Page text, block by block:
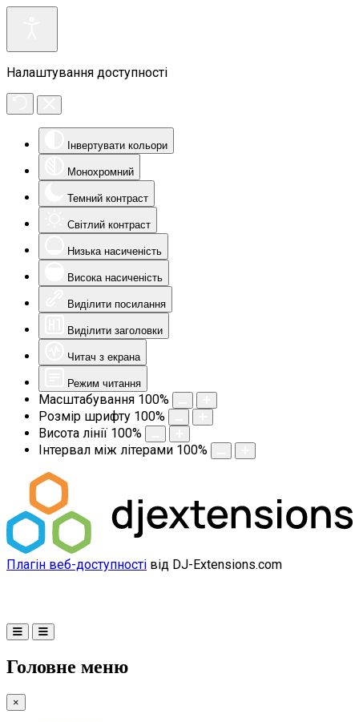
Налаштування доступності
Інвертувати кольори
Монохромний
Темний контраст
Світлий контраст
Низька насиченість
Висока насиченість
Виділити посилання
Виділити заголовки
Читач з екрана
Режим читання
Масштабування 100%
Розмір шрифту 100%
Висота лінії 100%
Інтервал між літерами 100%
Плагін веб-доступності від DJ-Extensions.com
Головне меню
×